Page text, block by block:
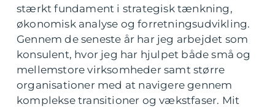
stærkt fundament i strategisk tænkning,
økonomisk analyse og forretningsudvikling.
Gennem de seneste år har jeg arbejdet som
konsulent, hvor jeg har hjulpet både små og
mellemstore virksomheder samt større
organisationer med at navigere gennem
komplekse transitioner og vækstfaser. Mit